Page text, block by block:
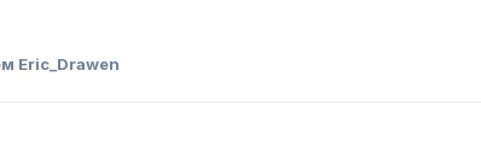
Eric_Drawen